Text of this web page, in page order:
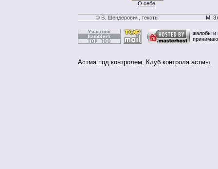
О себе
© В. Шендерович, тексты М.
жалобы и
Астма под контролем, Клуб контроля астмы.